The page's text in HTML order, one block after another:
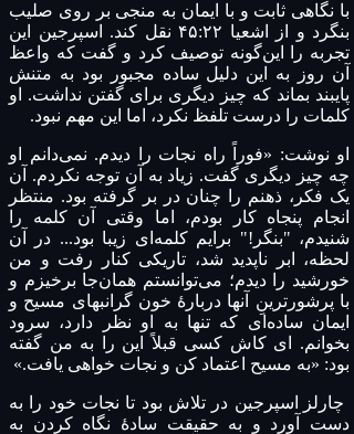
با نگاهی ثابت و با ایمان به منجی بر روی صلیب
بنگرد و از اشعیا ۴۵:۲۲ نقل کند. اسپرجین این
تجربه را این‌گونه توصیف کرد و گفت که واعظ
آن روز به این دلیل ساده مجبور بود به متنش
پایبند بماند که چیز دیگری برای گفتن نداشت. او
کلمات را درست تلفظ نکرد، اما این مهم نبود.
او نوشت: «فوراً راه نجات را دیدم. نمی‌دانم او
چه چیز دیگری گفت. زیاد به آن توجه نکردم. آن
یک فکر، ذهنم را چنان در بر گرفته بود. منتظر
انجام پنجاه کار بودم، اما وقتی آن کلمه را
شنیدم، "بنگر!" برایم کلمه‌ای زیبا بود... در آن
لحظه، ابر ناپدید شد، تاریکی کنار رفت و من
خورشید را دیدم؛ می‌توانستم همان‌جا برخیزم و
با پرشورترینِ آنها دربارهٔ خون گرانبهای مسیح و
ایمان ساده‌ای که تنها به او نظر دارد، سرود
بخوانم. ای کاش کسی قبلاً این را به من گفته
بود: «به مسیح اعتماد کن و نجات خواهی یافت.»
چارلز اسپرجین در تلاش بود تا نجات خود را به
دست آورد و به حقیقت سادهٔ نگاه کردن به